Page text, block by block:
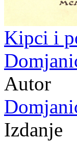
Kipci i
Autor
Izdanje